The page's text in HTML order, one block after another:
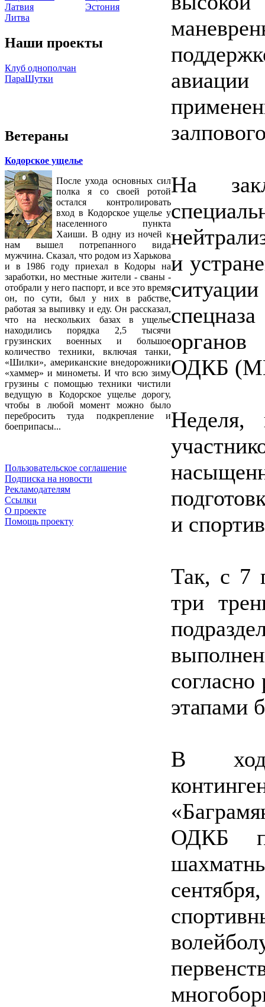
Латвия
Литва
Эстония
Наши проекты
Клуб однополчан
ПараШутки
Ветераны
Кодорское ущелье
После ухода основных сил
полка я со своей ротой
остался контролировать
вход в Кодорское ущелье у
населенного пункта
Хаиши. В одну из ночей к
нам вышел потрепанного вида
мужчина. Сказал, что родом из Харькова
и в 1986 году приехал в Кодоры на
заработки, но местные жители - сваны -
отобрали у него паспорт, и все это время
он, по сути, был у них в рабстве,
работая за выпивку и еду. Он рассказал,
что на нескольких базах в ущелье
находились порядка 2,5 тысячи
грузинских военных и большое
количество техники, включая танки,
«Шилки», американские внедорожники
«хаммер» и минометы. И что всю зиму
грузины с помощью техники чистили
ведущую в Кодорское ущелье дорогу,
чтобы в любой момент можно было
перебросить туда подкрепление и
боеприпасы...
Пользовательское соглашение
Подписка на новости
Рекламодателям
Ссылки
О проекте
Помощь проекту
На
и
органов
ОДКБ
Неделя,
и
Так, с 7
три
этапами
В
ОДКБ